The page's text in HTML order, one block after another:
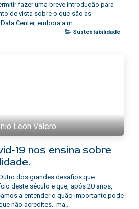
fazer uma breve introdução para
de vista sobre o que são as
Center, embora a m...
Sustentabilidade
Leon Valero
19 nos ensina sobre
dos grandes desafios que
deste século e que, após 20 anos,
a entender o quão importante pode
não acredites.. ma...